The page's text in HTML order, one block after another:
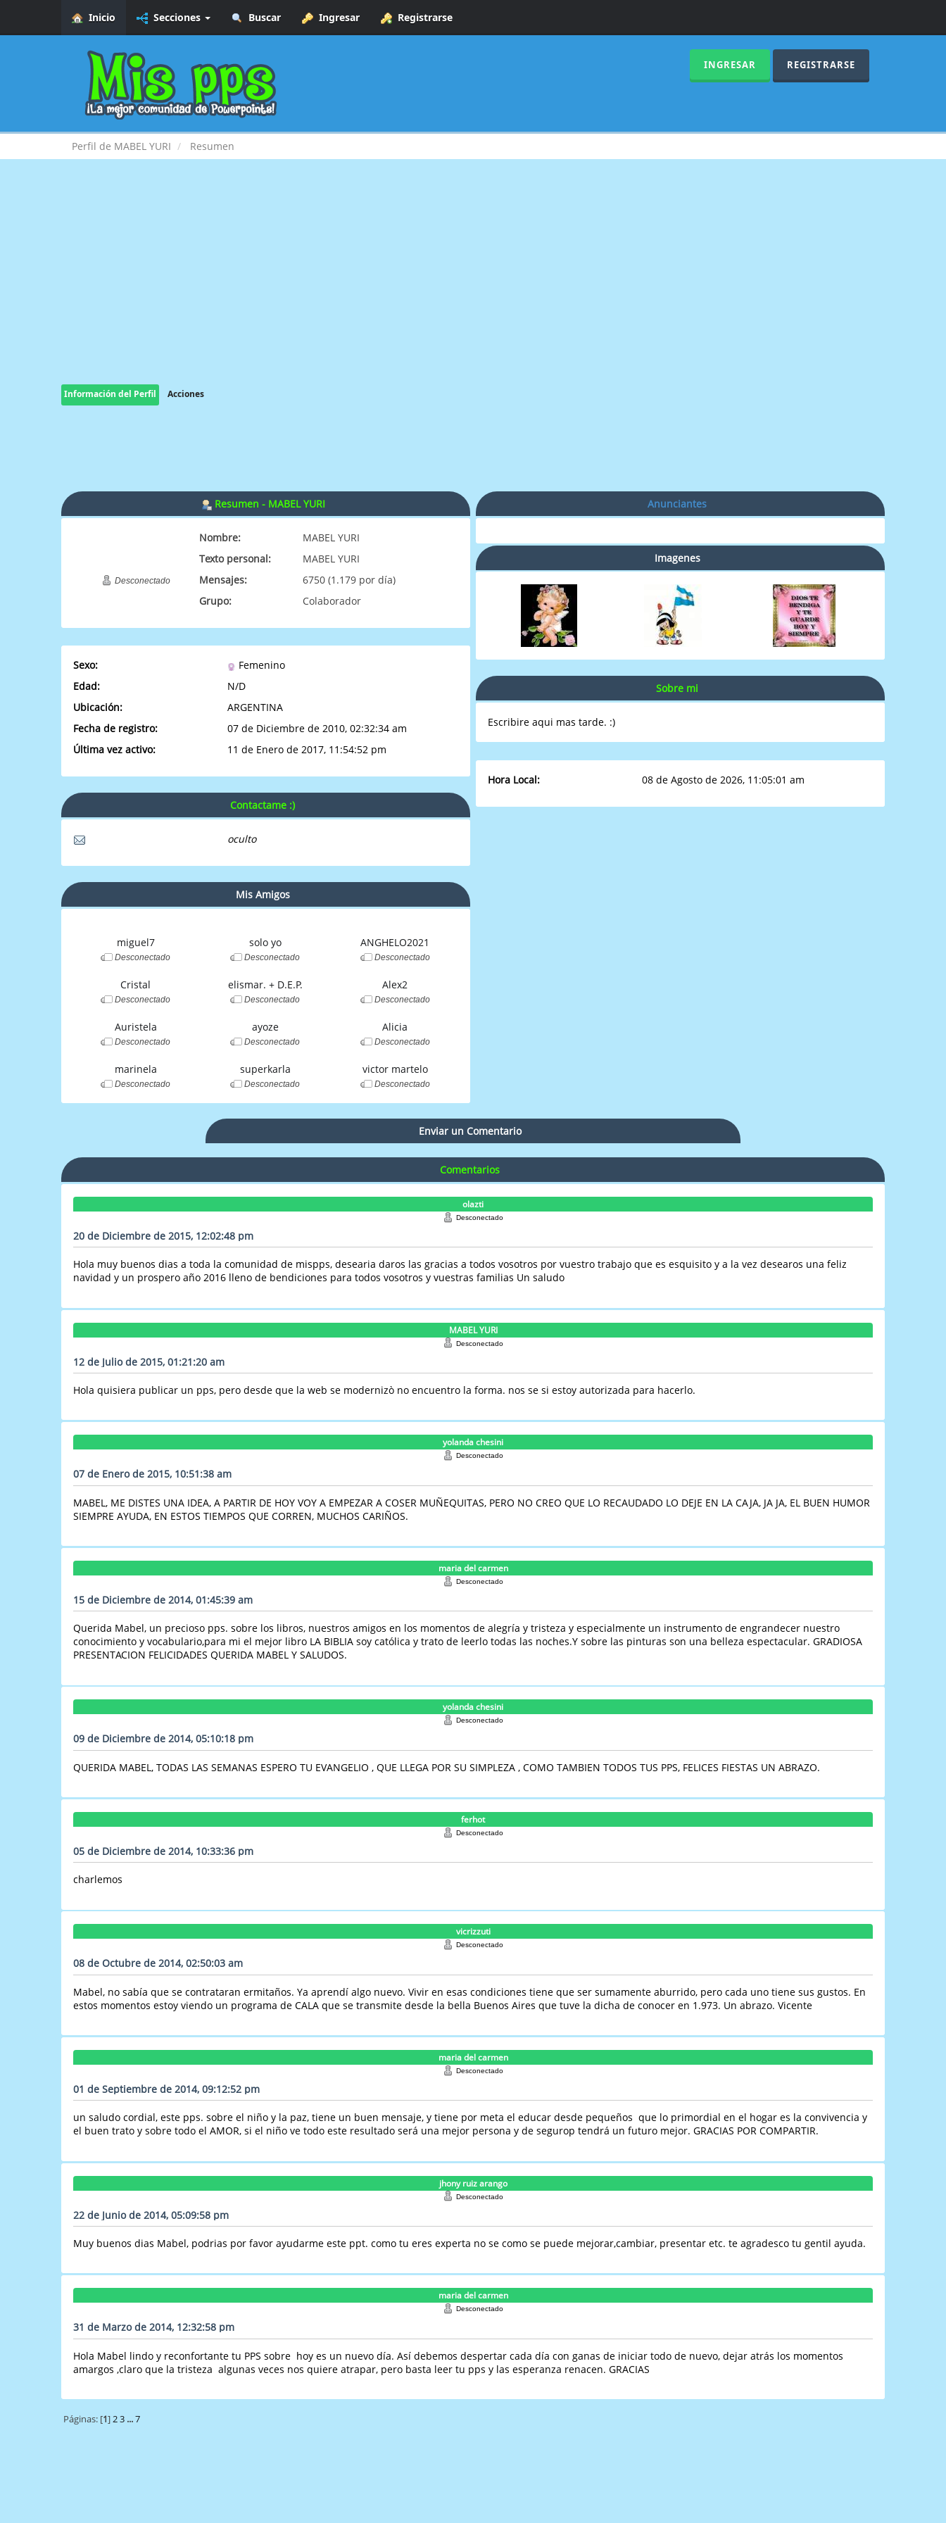
Inicio Secciones Buscar Ingresar Registrarse
INGRESAR REGISTRARSE
Perfil de MABEL YURI Resumen
Información del Perfil Acciones
Resumen - MABEL YURI
Desconectado
Nombre:
MABEL YURI
Texto personal:
MABEL YURI
Mensajes:
6750 (1.179 por día)
Grupo:
Colaborador
Sexo:
Femenino
Edad:
N/D
Ubicación:
ARGENTINA
Fecha de registro:
07 de Diciembre de 2010, 02:32:34 am
Última vez activo:
11 de Enero de 2017, 11:54:52 pm
Contactame :)
oculto
Mis Amigos
miguel7
Desconectado
solo yo
Desconectado
ANGHELO2021
Desconectado
Cristal
Desconectado
elismar. + D.E.P.
Desconectado
Alex2
Desconectado
Auristela
Desconectado
ayoze
Desconectado
Alicia
Desconectado
marinela
Desconectado
superkarla
Desconectado
victor martelo
Desconectado
Anunciantes
Imagenes
Sobre mi
Escribire aqui mas tarde. :)
Hora Local: 08 de Agosto de 2026, 11:05:01 am
Enviar un Comentario
Comentarios
olazti
Desconectado
20 de Diciembre de 2015, 12:02:48 pm
Hola muy buenos dias a toda la comunidad de mispps, desearia daros las gracias a todos vosotros por vuestro trabajo que es esquisito y a la vez desearos una feliz
navidad y un prospero año 2016 lleno de bendiciones para todos vosotros y vuestras familias Un saludo
MABEL YURI
Desconectado
12 de Julio de 2015, 01:21:20 am
Hola quisiera publicar un pps, pero desde que la web se modernizò no encuentro la forma. nos se si estoy autorizada para hacerlo.
yolanda chesini
Desconectado
07 de Enero de 2015, 10:51:38 am
MABEL, ME DISTES UNA IDEA, A PARTIR DE HOY VOY A EMPEZAR A COSER MUÑEQUITAS, PERO NO CREO QUE LO RECAUDADO LO DEJE EN LA CAJA, JA JA, EL BUEN HUMOR
SIEMPRE AYUDA, EN ESTOS TIEMPOS QUE CORREN, MUCHOS CARIÑOS.
maria del carmen
Desconectado
15 de Diciembre de 2014, 01:45:39 am
Querida Mabel, un precioso pps. sobre los libros, nuestros amigos en los momentos de alegría y tristeza y especialmente un instrumento de engrandecer nuestro
conocimiento y vocabulario,para mi el mejor libro LA BIBLIA soy católica y trato de leerlo todas las noches.Y sobre las pinturas son una belleza espectacular. GRADIOSA
PRESENTACION FELICIDADES QUERIDA MABEL Y SALUDOS.
yolanda chesini
Desconectado
09 de Diciembre de 2014, 05:10:18 pm
QUERIDA MABEL, TODAS LAS SEMANAS ESPERO TU EVANGELIO , QUE LLEGA POR SU SIMPLEZA , COMO TAMBIEN TODOS TUS PPS, FELICES FIESTAS UN ABRAZO.
ferhot
Desconectado
05 de Diciembre de 2014, 10:33:36 pm
charlemos
vicrizzuti
Desconectado
08 de Octubre de 2014, 02:50:03 am
Mabel, no sabía que se contrataran ermitaños. Ya aprendí algo nuevo. Vivir en esas condiciones tiene que ser sumamente aburrido, pero cada uno tiene sus gustos. En
estos momentos estoy viendo un programa de CALA que se transmite desde la bella Buenos Aires que tuve la dicha de conocer en 1.973. Un abrazo. Vicente
maria del carmen
Desconectado
01 de Septiembre de 2014, 09:12:52 pm
un saludo cordial, este pps. sobre el niño y la paz, tiene un buen mensaje, y tiene por meta el educar desde pequeños que lo primordial en el hogar es la convivencia y
el buen trato y sobre todo el AMOR, si el niño ve todo este resultado será una mejor persona y de segurop tendrá un futuro mejor. GRACIAS POR COMPARTIR.
jhony ruiz arango
Desconectado
22 de Junio de 2014, 05:09:58 pm
Muy buenos dias Mabel, podrias por favor ayudarme este ppt. como tu eres experta no se como se puede mejorar,cambiar, presentar etc. te agradesco tu gentil ayuda.
maria del carmen
Desconectado
31 de Marzo de 2014, 12:32:58 pm
Hola Mabel lindo y reconfortante tu PPS sobre hoy es un nuevo día. Así debemos despertar cada día con ganas de iniciar todo de nuevo, dejar atrás los momentos
amargos ,claro que la tristeza algunas veces nos quiere atrapar, pero basta leer tu pps y las esperanza renacen. GRACIAS
Páginas: [1]2 3 ...7